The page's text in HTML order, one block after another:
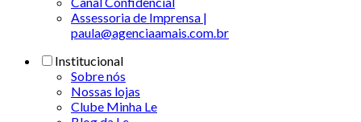
Assessoria de Imprensa |
paula@agenciaamais.com.br
Institucional
Sobre nós
Nossas lojas
Clube Minha Le